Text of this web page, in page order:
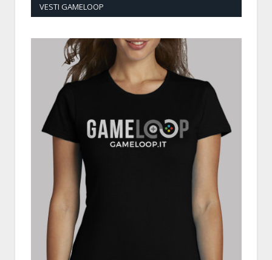
VESTI GAMELOOP